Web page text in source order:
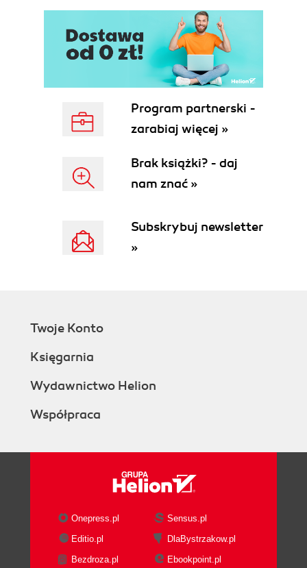
Program partnerski -
zarabiaj więcej »
Brak książki? - daj
nam znać »
Subskrybuj newsletter
»
Twoje Konto
Księgarnia
Wydawnictwo Helion
Współpraca
Onepress.pl
Sensus.pl
Editio.pl
DlaBystrzakow.pl
Bezdroza.pl
Ebookpoint.pl